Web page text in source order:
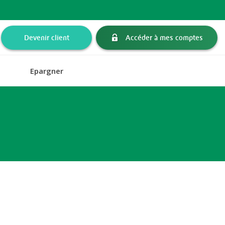
Devenir client Accéder à mes comptes
Epargner